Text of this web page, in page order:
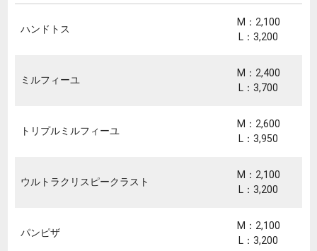
ハンドトス
M：2,100
L：3,200
ミルフィーユ
M：2,400
L：3,700
トリプルミルフィーユ
M：2,600
L：3,950
ウルトラクリスピークラスト
M：2,100
L：3,200
パンピザ
M：2,100
L：3,200